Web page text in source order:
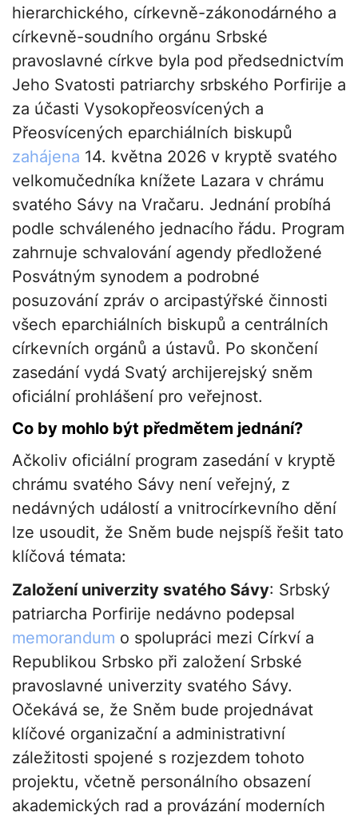
hierarchického, církevně-zákonodárného a
církevně-soudního orgánu Srbské
pravoslavné církve byla pod předsednictvím
Jeho Svatosti patriarchy srbského Porfirije a
za účasti Vysokopřeosvícených a
Přeosvícených eparchiálních biskupů
zahájena 14. května 2026 v kryptě svatého
velkomučedníka knížete Lazara v chrámu
svatého Sávy na Vračaru. Jednání probíhá
podle schváleného jednacího řádu. Program
zahrnuje schvalování agendy předložené
Posvátným synodem a podrobné
posuzování zpráv o arcipastýřské činnosti
všech eparchiálních biskupů a centrálních
církevních orgánů a ústavů. Po skončení
zasedání vydá Svatý archijerejský sněm
oficiální prohlášení pro veřejnost.
Co by mohlo být předmětem jednání?
Ačkoliv oficiální program zasedání v kryptě
chrámu svatého Sávy není veřejný, z
nedávných událostí a vnitrocírkevního dění
lze usoudit, že Sněm bude nejspíš řešit tato
klíčová témata:
Založení univerzity svatého Sávy: Srbský
patriarcha Porfirije nedávno podepsal
memorandum o spolupráci mezi Církví a
Republikou Srbsko při založení Srbské
pravoslavné univerzity svatého Sávy.
Očekává se, že Sněm bude projednávat
klíčové organizační a administrativní
záležitosti spojené s rozjezdem tohoto
projektu, včetně personálního obsazení
akademických rad a provázání moderních